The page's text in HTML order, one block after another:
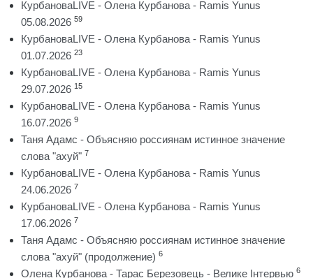
КурбановаLIVE - Олена Курбанова - Ramis Yunus
05.08.2026 59
КурбановаLIVE - Олена Курбанова - Ramis Yunus
01.07.2026 23
КурбановаLIVE - Олена Курбанова - Ramis Yunus
29.07.2026 15
КурбановаLIVE - Олена Курбанова - Ramis Yunus
16.07.2026 9
Таня Адамс - Объясняю россиянам истинное значение
слова "ахуй" 7
КурбановаLIVE - Олена Курбанова - Ramis Yunus
24.06.2026 7
КурбановаLIVE - Олена Курбанова - Ramis Yunus
17.06.2026 7
Таня Адамс - Объясняю россиянам истинное значение
слова "ахуй" (продолжение) 6
Олена Курбанова - Тарас Березовець - Велике Інтервью 6